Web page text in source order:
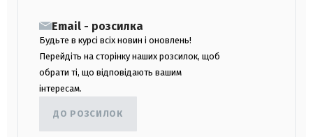
Email - розсилка
Будьте в курсі всіх новин і оновлень!
Перейдіть на сторінку наших розсилок, щоб
обрати ті, що відповідають вашим
інтересам.
ДО РОЗСИЛОК